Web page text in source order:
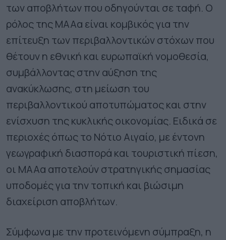
των αποβλήτων που οδηγούνται σε ταφή. Ο
ρόλος της ΜΑΑα είναι κομβικός για την
επίτευξη των περιβαλλοντικών στόχων που
θέτουν η εθνική και ευρωπαϊκή νομοθεσία,
συμβάλλοντας στην αύξηση της
ανακύκλωσης, στη μείωση του
περιβαλλοντικού αποτυπώματος και στην
ενίσχυση της κυκλικής οικονομίας. Ειδικά σε
περιοχές όπως το Νότιο Αιγαίο, με έντονη
γεωγραφική διασπορά και τουριστική πίεση,
οι ΜΑΑα αποτελούν στρατηγικής σημασίας
υποδομές για την τοπική και βιώσιμη
διαχείριση αποβλήτων.
Σύμφωνα με την προτεινόμενη σύμπραξη, η